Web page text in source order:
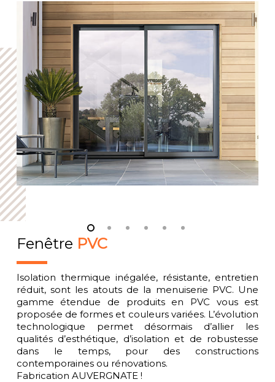
Fenêtre PVC
Isolation thermique inégalée, résistante, entretien
réduit, sont les atouts de la menuiserie PVC. Une
gamme étendue de produits en PVC vous est
proposée de formes et couleurs variées. L’évolution
technologique permet désormais d’allier les
qualités d’esthétique, d’isolation et de robustesse
dans le temps, pour des constructions
contemporaines ou rénovations.
Fabrication AUVERGNATE !